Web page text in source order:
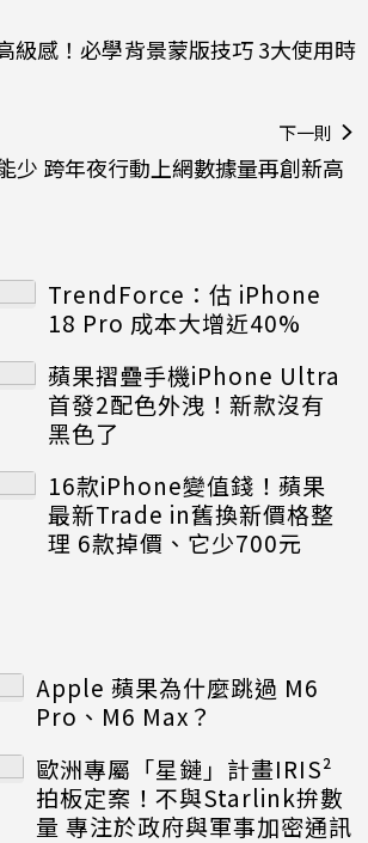
級感！必學背景蒙版技巧 3大使用時
下一則
少 跨年夜行動上網數據量再創新高
TrendForce：估 iPhone
18 Pro 成本大增近40%
蘋果摺疊手機iPhone Ultra
首發2配色外洩！新款沒有
黑色了
16款iPhone變值錢！蘋果
最新Trade in舊換新價格整
理 6款掉價、它少700元
Apple 蘋果為什麼跳過 M6
Pro、M6 Max？
歐洲專屬「星鏈」計畫IRIS²
拍板定案！不與Starlink拚數
量 專注於政府與軍事加密通訊